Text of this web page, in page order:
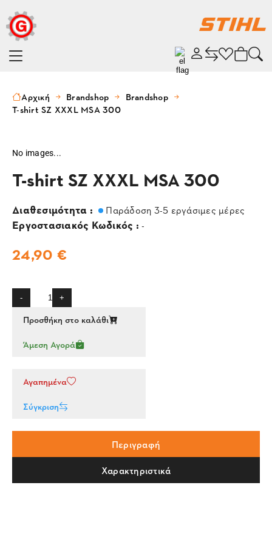
Αρχική Brandshop
Brandshop
T-shirt SZ XXXL MSA 300
No images...
T-shirt SZ XXXL MSA 300
Διαθεσιμότητα : Παράδοση 3-5 εργάσιμες μέρες
Εργοστασιακός Κωδικός : -
24,90 €
- +
Προσθήκη στο καλάθι
Άμεση Αγορά
Αγαπημένα
Σύγκριση
Περιγραφή
Χαρακτηριστικά